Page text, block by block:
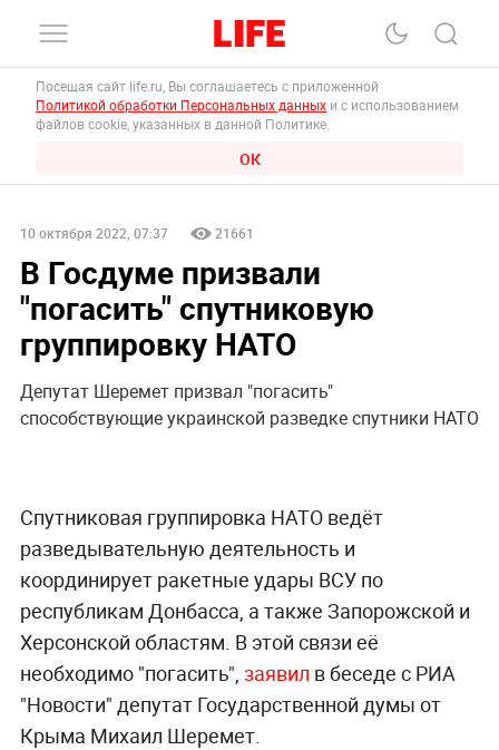
Посещая сайт life.ru, Вы соглашаетесь с приложенной
Политикой обработки Персональных данных и с использованием
файлов cookie, указанных в данной Политике.
ОК
10 октября 2022, 07:37 21661
В Госдуме призвали
"погасить" спутниковую
группировку НАТО
Депутат Шеремет призвал "погасить"
способствующие украинской разведке спутники НАТО
Спутниковая группировка НАТО ведёт
разведывательную деятельность и
координирует ракетные удары ВСУ по
республикам Донбасса, а также Запорожской и
Херсонской областям. В этой связи её
необходимо "погасить", заявил в беседе с РИА
"Новости" депутат Государственной думы от
Крыма Михаил Шеремет.